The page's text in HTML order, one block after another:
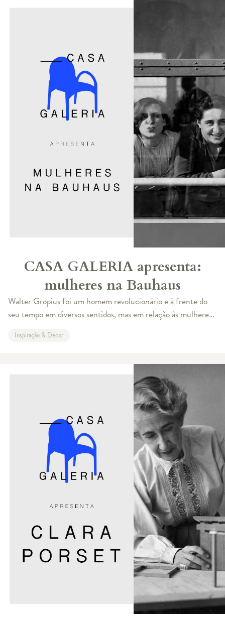
CASA GALERIA apresenta:
mulheres na Bauhaus
Walter Gropius foi um homem revolucionário e à frente do
seu tempo em diversos sentidos, mas em relação às mulheres
escola, os maiores
Inspiração & Décor